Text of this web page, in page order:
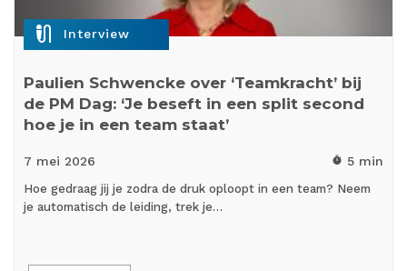
mic_external_on Interview
Paulien Schwencke over ‘Teamkracht’ bij
de PM Dag: ‘Je beseft in een split second
hoe je in een team staat’
7 mei 2026 timer 5 min
Hoe gedraag jij je zodra de druk oploopt in een team? Neem
je automatisch de leiding, trek je…